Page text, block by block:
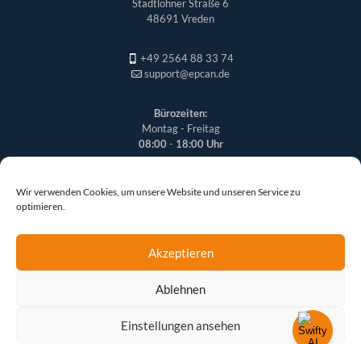
Wir verwenden Cookies, um unsere Website und unseren Service zu
optimieren.
Akzeptieren
Ablehnen
Einstellungen ansehen
Stadtlohner Straße 6
48691 Vreden
+49 2564 88 33 74
support@epcan.de
Bürozeiten:
Montag - Freitag
08:00- 18:00 Uhr